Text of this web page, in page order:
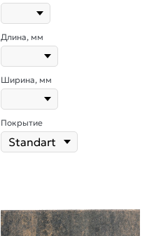
Длина, мм
Ширина, мм
Покрытие